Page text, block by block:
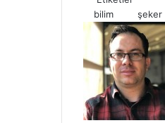
bilim
şeker